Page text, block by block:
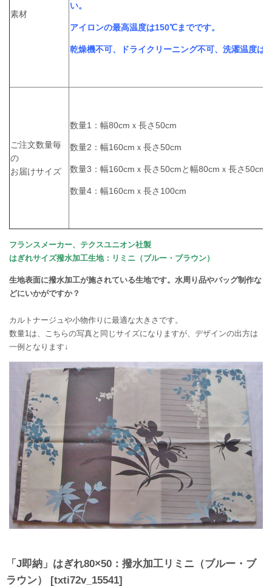
素材
い。
アイロンの最高温度は150℃までです。
乾燥機不可、ドライクリーニング不可、洗濯温度は
ご注文数量毎
の
お届けサイズ
数量1：幅80cmｘ長さ50cm
数量2：幅160cmｘ長さ50cm
数量3：幅160cmｘ長さ50cmと幅80cmｘ長さ50cm
数量4：幅160cmｘ長さ100cm
フランスメーカー、テクスユニオン社製
はぎれサイズ撥水加工生地：リミニ（ブルー・ブラウン）
生地表面に撥水加工が施されている生地です。水周り品やバッグ制作な
どにいかがですか？
カルトナージュや小物作りに最適な大きさです。
数量1は、こちらの写真と同じサイズになりますが、デザインの出方は
一例となります↓
「J即納」はぎれ80×50：撥水加工リミニ（ブルー・ブ
ラウン）
[txti72v_15541]